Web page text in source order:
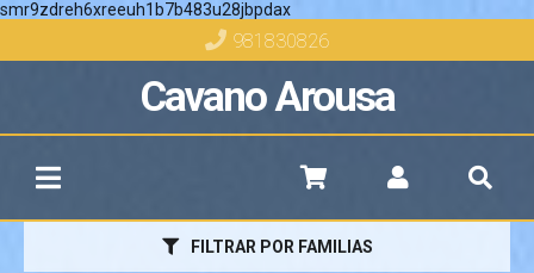
smr9zdreh6xreeuh1b7b483u28jbpdax
Cavano Arousa
981830826
FILTRAR POR FAMILIAS